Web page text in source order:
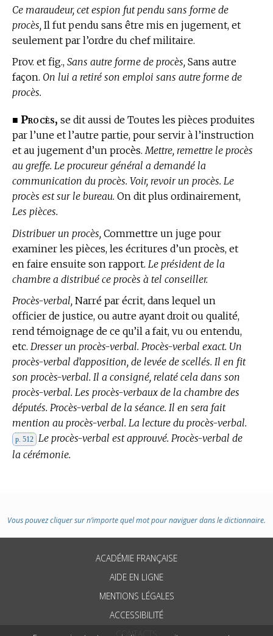
Ce maraudeur, cet espion fut pendu sans forme de
procès, Il fut pendu sans être mis en jugement, et
seulement par l’ordre du chef militaire.
Prov. et fig., Sans autre forme de procès, Sans autre
façon. On lui a retiré son emploi sans autre forme de
procès.
■ Procès, se dit aussi de Toutes les pièces produites
par l’une et l’autre partie, pour servir à l’instruction
et au jugement d’un procès.Mettre, remettre le procès
au greffe. Le procureur général a demandé la
communication du procès. Voir, revoir un procès. Le
procès est sur le bureau. On dit plus ordinairement,
Les pièces.
Distribuer un procès, Commettre un juge pour
examiner les pièces, les écritures d’un procès, et
en faire ensuite son rapport. Le président de la
chambre a distribué ce procès à tel conseiller.
Procès-verbal, Narré par écrit, dans lequel un
officier de justice, ou autre ayant droit ou qualité,
rend témoignage de ce qu’il a fait, vu ou entendu,
etc. Dresser un procès-verbal. Procès-verbal exact. Un
procès-verbal d’apposition, de levée de scellés. Il en fit
son procès-verbal. Il a consigné, relaté cela dans son
procès-verbal. Les procès-verbaux de la chambre des
députés. Procès-verbal de la séance. Il en sera fait
mention au procès-verbal. La lecture du procès-verbal.
p. 512 Le procès-verbal est approuvé. Procès-verbal de
la cérémonie.
Vous pouvez cliquer sur n’importe quel mot pour naviguer dans le dictionnaire.
ACADÉMIE FRANÇAISE
AIDE EN LIGNE
MENTIONS LÉGALES
ACCESSIBILITÉ